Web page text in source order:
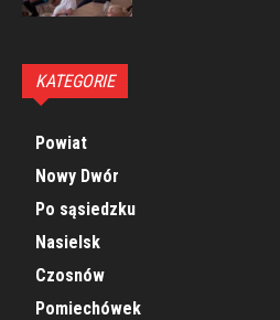
KATEGORIE
Powiat
Nowy Dwór
Po sąsiedzku
Nasielsk
Czosnów
Pomiechówek